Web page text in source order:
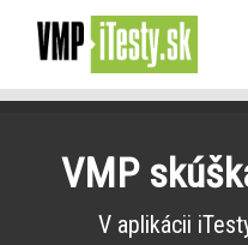
VMP
V aplikácii